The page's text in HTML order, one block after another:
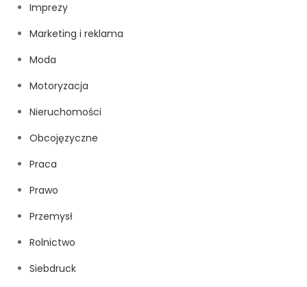
Imprezy
Marketing i reklama
Moda
Motoryzacja
Nieruchomości
Obcojęzyczne
Praca
Prawo
Przemysł
Rolnictwo
Siebdruck